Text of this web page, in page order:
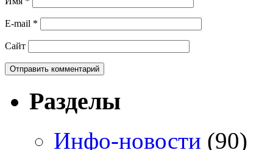
E-mail *
Сайт
Разделы
Инфо-новости (90)